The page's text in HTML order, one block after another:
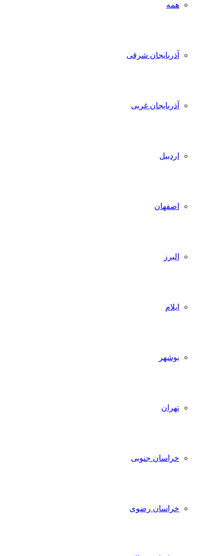
همه
آذربایجان شرقی
آذربایجان غربی
اردبیل
اصفهان
البرز
ایلام
بوشهر
تهران
خراسان جنوبی
خراسان رضوی